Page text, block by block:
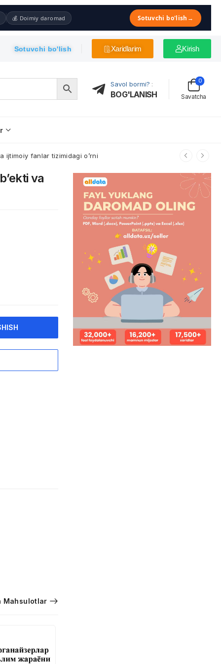
💰 Doimiy daromad Sotuvchi bo'lish →
Sotuvchi bo'lish Xaridlarim Kirish
Savol bormi? :
BOG'LANISH Savatcha
0
ijtimoiy fanlar tizimidagi o’rni
va
Mahsulotlar